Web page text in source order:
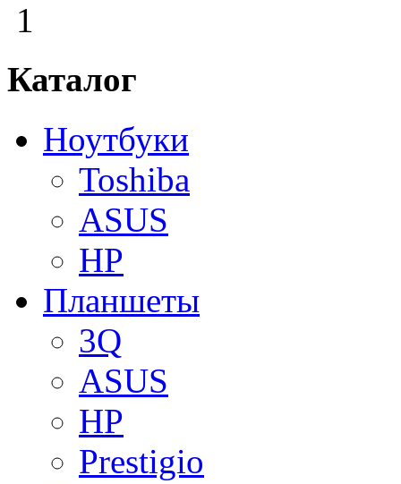
1
Каталог
Ноутбуки
Toshiba
ASUS
HP
Планшеты
3Q
ASUS
HP
Prestigio